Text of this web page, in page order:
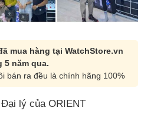
mua hàng tại WatchStore.vn
5 năm qua.
bán ra đều là chính hãng 100%
lý của ORIENT